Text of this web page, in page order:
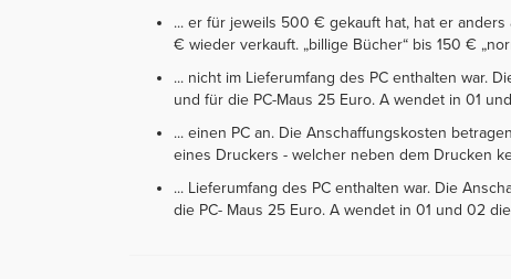
... er für jeweils 500 € gekauft hat, hat er
€ wieder verkauft. „billige Bücher“ bis 150 €
... nicht im Lieferumfang des PC enthalten war.
und für die PC-Maus 25 Euro. A wendet in 01
... einen PC an. Die Anschaffungskosten
eines Druckers - welcher neben dem Drucken
... Lieferumfang des PC enthalten war. Die
die PC- Maus 25 Euro. A wendet in 01 und 02